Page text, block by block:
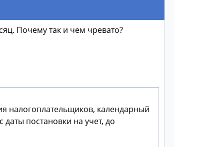
Почему так и чем чревато?
налогоплательщиков, календарный
даты постановки на учет, до